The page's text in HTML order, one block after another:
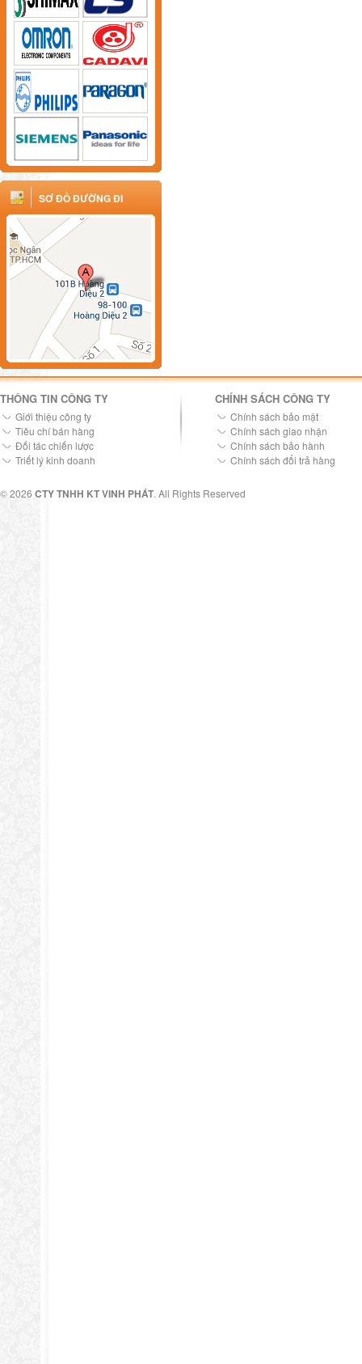
SƠ ĐỒ ĐƯỜNG ĐI
THÔNG TIN CÔNG TY
Giới thiệu công ty
Tiêu chí bán hàng
Đối tác chiến lược
Triết lý kinh doanh
CHÍNH SÁCH CÔNG TY
Chính sách bảo mật
Chính sách giao nhận
Chính sách bảo hành
Chính sách đổi trả hàng
© 2026 CTY TNHH KT VINH PHÁT. All Rights Reserved